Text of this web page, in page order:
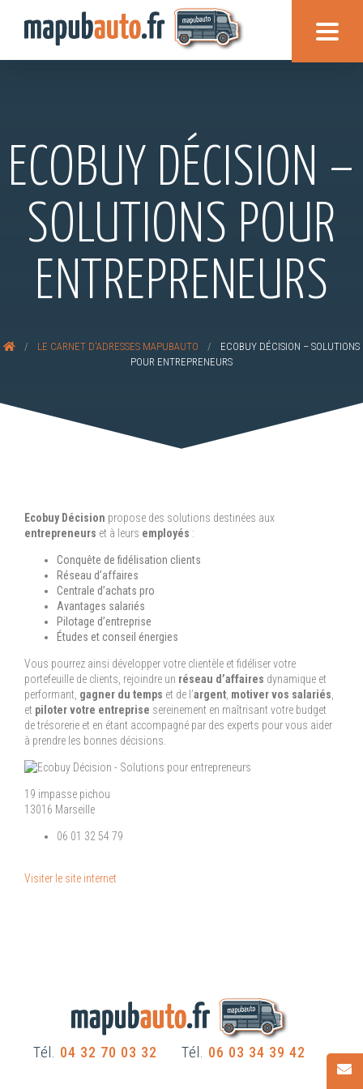
ECOBUY DÉCISION –
SOLUTIONS POUR
ENTREPRENEURS
/ LE CARNET D'ADRESSES MAPUBAUTO /
ECOBUY DÉCISION – SOLUTIONS
POUR ENTREPRENEURS
Ecobuy Décision propose des solutions destinées aux
entrepreneurs et à leurs employés :
Conquête de fidélisation clients
Réseau d’affaires
Centrale d’achats pro
Avantages salariés
Pilotage d’entreprise
Études et conseil énergies
Vous pourrez ainsi développer votre clientèle et fidéliser votre
portefeuille de clients, rejoindre un réseau d’affaires dynamique et
performant, gagner du temps et de l’argent motiver vos salariés
et piloter votre entreprise sereinement en maîtrisant votre budget
de trésorerie et en étant accompagné par des experts pour vous aider
à prendre les bonnes décisions.
19 impasse pichou
13016 Marseille
06 01 32 54 79
Visiter le site internet
Tél. 04 32 70 03 32 Tél. 06 03 34 39 42